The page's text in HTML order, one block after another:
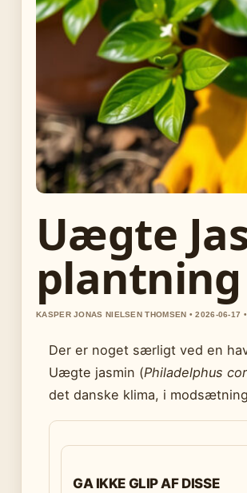
Uægte
KASPER JONAS NIELSEN THOMSEN • 2026-06-17
Der er noget særligt ved en
Uægte jasmin (Philadelphus
det danske klima, i
GA IKKE GLIP AF DISSE